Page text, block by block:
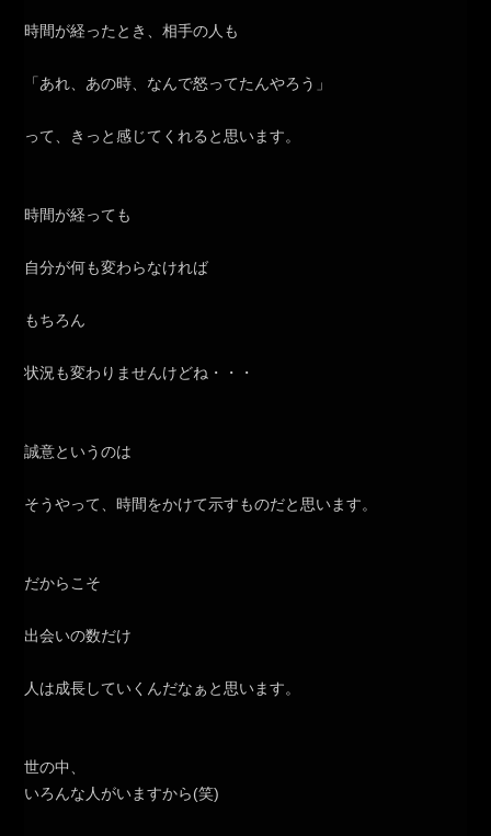
時間が経ったとき、相手の人も
「あれ、あの時、なんで怒ってたんやろう」
って、きっと感じてくれると思います。
時間が経っても
自分が何も変わらなければ
もちろん
状況も変わりませんけどね・・・
誠意というのは
そうやって、時間をかけて示すものだと思います。
だからこそ
出会いの数だけ
人は成長していくんだなぁと思います。
世の中、
いろんな人がいますから(笑)